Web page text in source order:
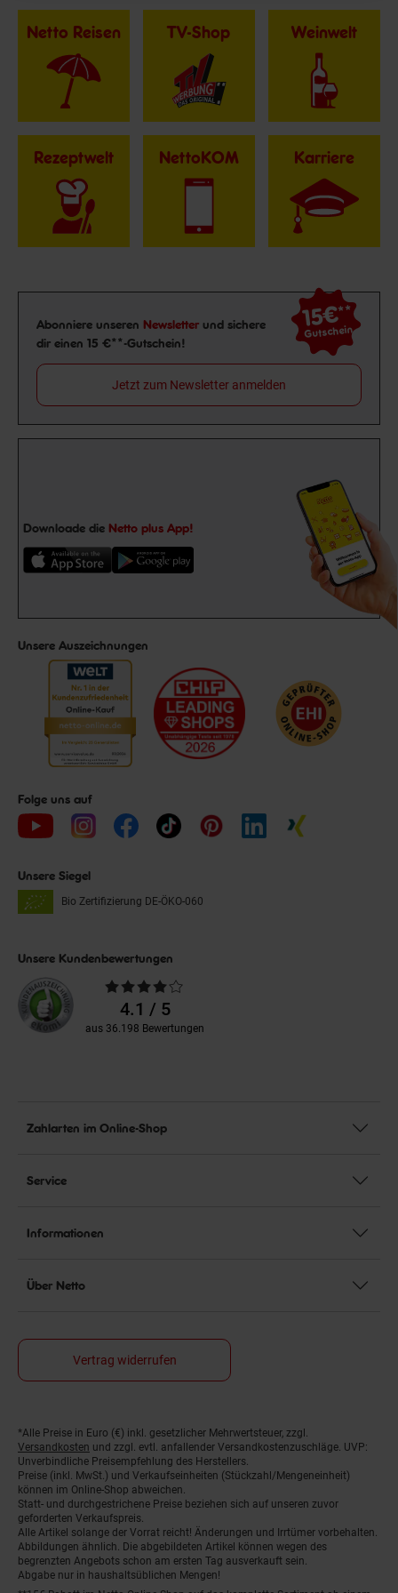
Netto Reisen TV-Shop Weinwelt
Rezeptwelt NettoKOM Karriere
Newsletter Anmeldung
Abonniere unseren Newsletter und sichere
dir einen 15 €**-Gutschein!
15€**
Gutschein
Jetzt zum Newsletter anmelden
Downloade die Netto plus App!
Unsere Auszeichnungen
Folge uns auf
Unsere Siegel
Bio Zertifizierung DE-ÖKO-060
Unsere Kundenbewertungen
Durchschnittliche
Bewertungen4.1 / 5
aus 36.198 Bewertungen
Zahlarten im Online-Shop
Service
Informationen
Über Netto
Vertrag widerrufen
Fußnoten
*Alle Preise in Euro (€) inkl. gesetzlicher Mehrwertsteuer, zzgl.
Versandkosten und zzgl. evtl. anfallender Versandkostenzuschläge. UVP:
Unverbindliche Preisempfehlung des Herstellers.
Preise (inkl. MwSt.) und Verkaufseinheiten (Stückzahl/Mengeneinheit)
können im Online-Shop abweichen.
Statt- und durchgestrichene Preise beziehen sich auf unseren zuvor
geforderten Verkaufspreis.
Alle Artikel solange der Vorrat reicht! Änderungen und Irrtümer vorbehalten.
Abbildungen ähnlich. Die abgebildeten Artikel können wegen des
begrenzten Angebots schon am ersten Tag ausverkauft sein.
Abgabe nur in haushaltsüblichen Mengen!